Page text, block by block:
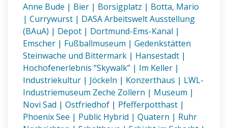
Anne Bude | Bier | Borsigplatz | Botta, Mario
| Currywurst | DASA Arbeitswelt Ausstellung
(BAuA) | Depot | Dortmund-Ems-Kanal |
Emscher | Fußballmuseum | Gedenkstätten
Steinwache und Bittermark | Hansestadt |
Hochofenerlebnis “Skywalk” | Im Keller |
Industriekultur | Jöckeln | Konzerthaus | LWL-
Industriemuseum Zeche Zollern | Museum |
Novi Sad | Ostfriedhof | Pfefferpotthast |
Phoenix See | Public Hybrid | Quatern | Ruhr